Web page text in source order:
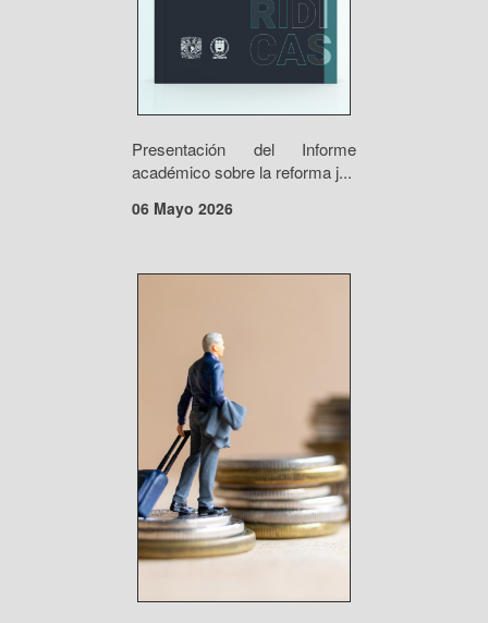
Presentación del Informe
académico sobre la reforma j...
06 Mayo 2026